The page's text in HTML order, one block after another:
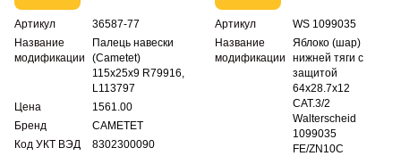
Артикул
36587-77
Название
модификации
Палець навески
(Cametet)
115x25x9 R79916,
L113797
Цена
1561.00
Бренд
CAMETET
Код УКТ ВЭД
8302300090
Артикул
WS 1099035
Название
модификации
Яблоко (шар)
нижней тяги с
защитой
64x28.7x12
CAT.3/2
Walterscheid
1099035
FE/ZN10C